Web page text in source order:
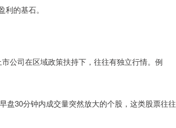
的基石。
公司在区域政策扶持下，往往有独立行情。例
盘30分钟内成交量突然放大的个股，这类股票往往